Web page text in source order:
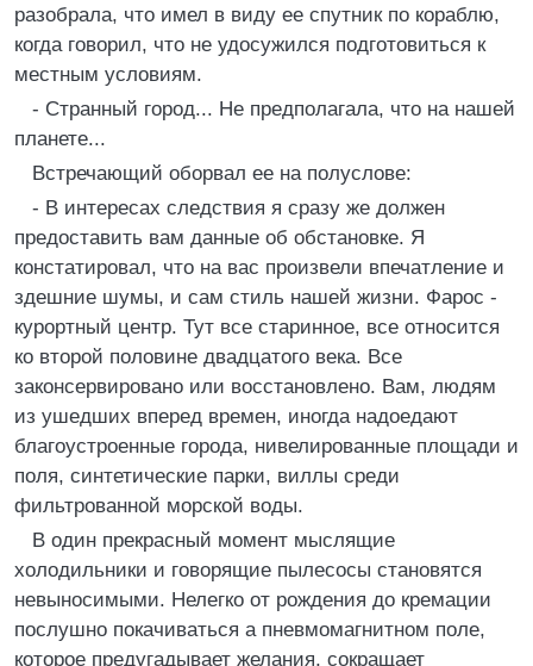
разобрала, что имел в виду ее спутник по кораблю,
когда говорил, что не удосужился подготовиться к
местным условиям.
- Странный город... Не предполагала, что на нашей
планете...
Встречающий оборвал ее на полуслове:
- В интересах следствия я сразу же должен
предоставить вам данные об обстановке. Я
констатировал, что на вас произвели впечатление и
здешние шумы, и сам стиль нашей жизни. Фарос -
курортный центр. Тут все старинное, все относится
ко второй половине двадцатого века. Все
законсервировано или восстановлено. Вам, людям
из ушедших вперед времен, иногда надоедают
благоустроенные города, нивелированные площади и
поля, синтетические парки, виллы среди
фильтрованной морской воды.
В один прекрасный момент мыслящие
холодильники и говорящие пылесосы становятся
невыносимыми. Нелегко от рождения до кремации
послушно покачиваться а пневмомагнитном поле,
которое предугадывает желания, сокращает